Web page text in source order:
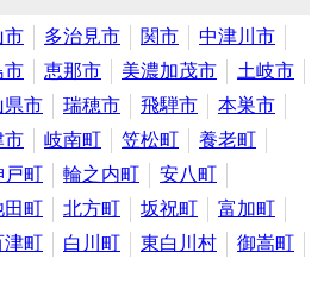
市 多治見市 関市
中津川市
市 恵那市 美濃加茂市
土岐市
県市 瑞穂市 飛騨市
本巣市
市 岐南町 笠松町
養老町
戸町 輪之内町
安八町
田町 北方町 坂祝町
富加町
津町 白川町 東白川村
御嵩町